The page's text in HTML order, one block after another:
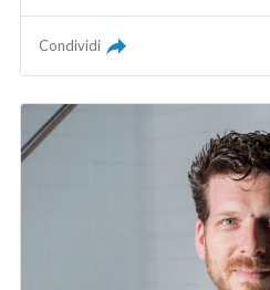
Condividi